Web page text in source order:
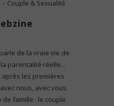
de la vraie vie de
parentalité réelle...
les premières
nous, avec vous.
de famille : le couple